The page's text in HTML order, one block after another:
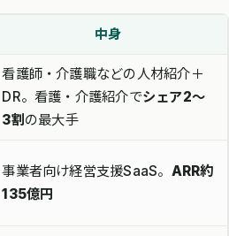
中身
看護師・介護職などの人材紹介＋
DR。看護・介護紹介でシェア2〜
3割の最大手
事業者向け経営支援SaaS。 ARR約
135億円